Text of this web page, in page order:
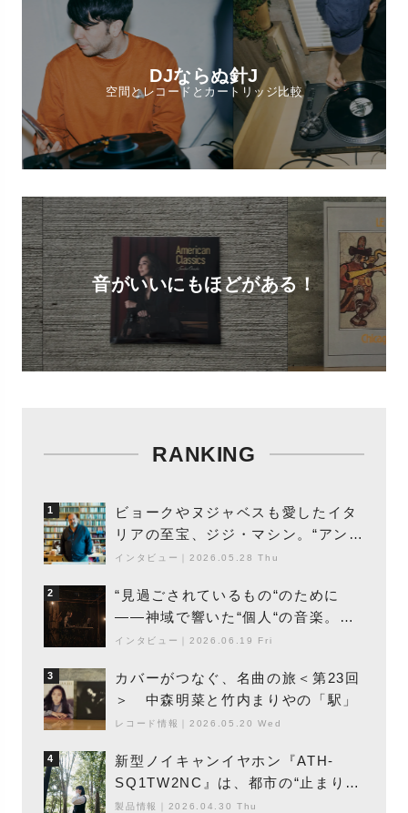
DJならぬ針J
空間とレコードとカートリッジ比較
音がいいにもほどがある！
RANKING
1
ビョークやヌジャベスも愛したイタ
リアの至宝、ジジ・マシン。“アンビ
エントの巨匠”が明かす創作の原点
インタビュー 2026.05.28 Thu
2
“見過ごされているもの“のために
――神域で響いた“個人“の音楽。冥
丁の『赤城 夜神楽』をレポート
インタビュー 2026.06.19 Fri
3
カバーがつなぐ、名曲の旅＜第23回
＞ 中森明菜と竹内まりやの「駅」
レコード情報 2026.05.20 Wed
4
新型ノイキャンイヤホン『ATH-
SQ1TW2NC』は、都市の“止まり
木”になり得るーシンガーソングライ
製品情報 2026.04.30 Thu